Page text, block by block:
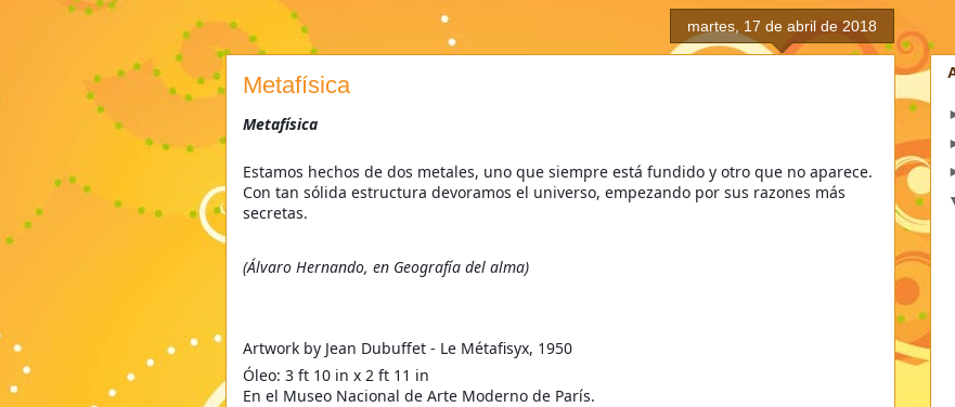
martes, 17 de abril de 2018
Metafísica
Metafísica
Estamos hechos de dos metales, uno que siempre está fundido y otro que no aparece.
Con tan sólida estructura devoramos el universo, empezando por sus razones más
secretas.
(Álvaro Hernando, en Geografía del alma)
Artwork by Jean Dubuffet - Le Métafisyx, 1950
Óleo: 3 ft 10 in x 2 ft 11 in
En el Museo Nacional de Arte Moderno de París.